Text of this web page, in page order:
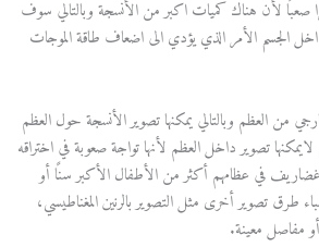
صعبًا لأن هناك كميات اكبر من الأنسجة وبالتالي سوف
الجسم الأمر الذي يؤدي الى اضعاف طاقة الموجات
من العظم وبالتالي يمكنها تصوير الأنسجة حول العظم
تصوير داخل العظم لأنها تواجة صعوبة في اختراقه
غضاريف في عظامهم أكثر من الأطفال الأكبر سنًا أو
طرق تصوير أخرى مثل التصوير بالرنين المغناطيسي،
مفاصل معينة.